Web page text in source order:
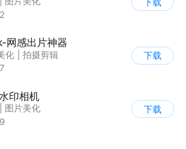
网感出片神器
化
拍摄剪辑
下载
印相机
图片美化
下载